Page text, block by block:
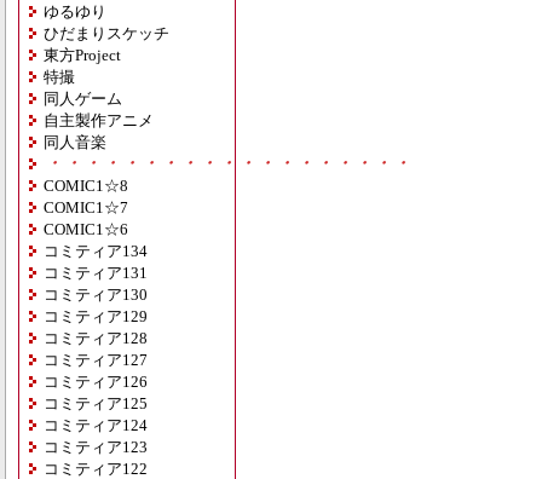
ゆるゆり
ひだまりスケッチ
東方Project
特撮
同人ゲーム
自主製作アニメ
同人音楽
・・・・・・・・・・・・・・・・・・・
COMIC1☆8
COMIC1☆7
COMIC1☆6
コミティア134
コミティア131
コミティア130
コミティア129
コミティア128
コミティア127
コミティア126
コミティア125
コミティア124
コミティア123
コミティア122